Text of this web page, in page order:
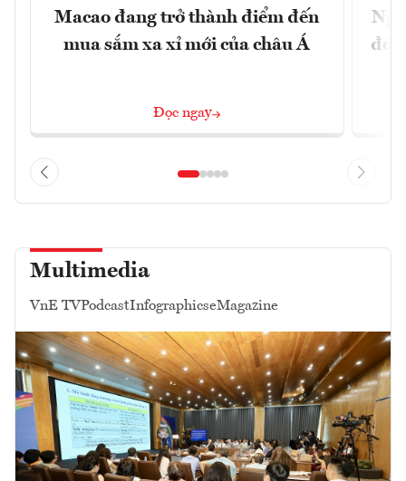
Macao đang trở thành điểm đến
mua sắm xa xỉ mới của châu Á
Đọc ngay
đổi
Multimedia
VnE TVPodcastInfographicseMagazine